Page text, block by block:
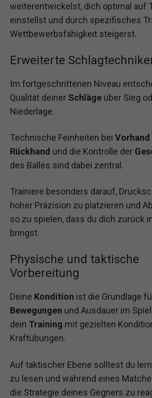
weiterentwickelst, dich optimal auf
einstellst und durch spezifisches
Wettbewerbsfähigkeit steigerst.
Erweiterte
Im fortgeschrittenen Niveau
Qualität deiner Schläge über Sieg
Niederlage.
Technische Feinheiten bei Vorhand
Rückhand und die Kontrolle der
des Balles sind dabei zentral.
Trainiere besonders darauf,
hoher Präzision zu platzieren und
so zu spielen, dass du dich zurück
bringst.
Physische und taktische
Vorbereitung
Deine Kondition ist die Grundlage
Bewegungen und Ausdauer im
dein Training mit gezielten
Kraftübungen.
Auf taktischer Ebene solltest du
zu lesen und während eines
die Strategie deines Gegners zu